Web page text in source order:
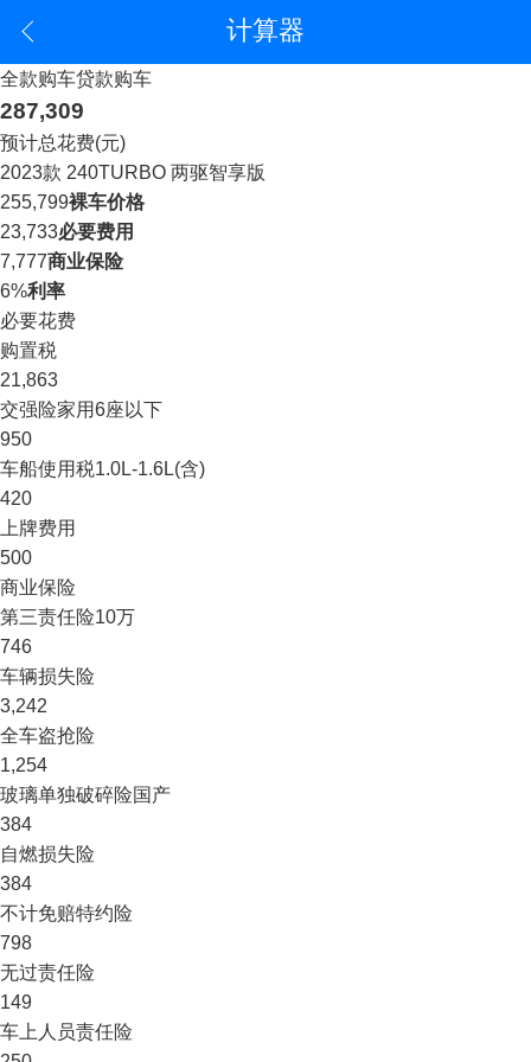
计算器
全款购车贷款购车
287,309
预计总花费(元)
2023款 240TURBO 两驱智享版
255,799裸车价格
23,733必要费用
7,777商业保险
6%利率
必要花费
购置税
21,863
交强险家用6座以下
950
车船使用税1.0L-1.6L(含)
420
上牌费用
500
商业保险
第三责任险10万
746
车辆损失险
3,242
全车盗抢险
1,254
玻璃单独破碎险国产
384
自燃损失险
384
不计免赔特约险
798
无过责任险
149
车上人员责任险